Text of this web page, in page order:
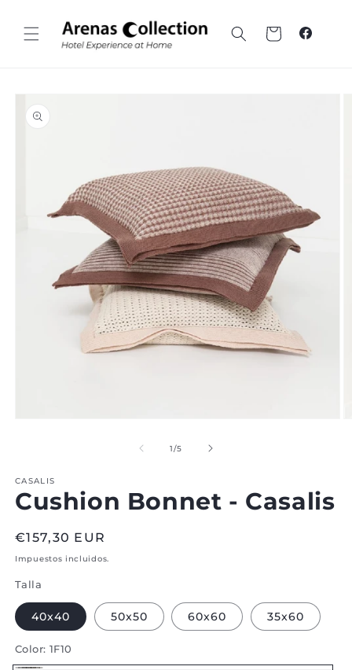
contenido
Carrito
sobre el
1/de
5
CASALIS
Cushion Bonnet - Casalis
Regular
price
€157,30 EUR
Impuestos incluidos.
Talla
40x40 50x50 60x60 35x60
Color: 1F10